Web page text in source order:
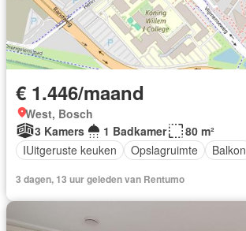
€ 1.446/maand
West, Bosch
3 Kamers
1 Badkamer
80 m²
IUitgeruste keuken
Opslagruimte Balkon
3 dagen, 13 uur geleden van Rentumo